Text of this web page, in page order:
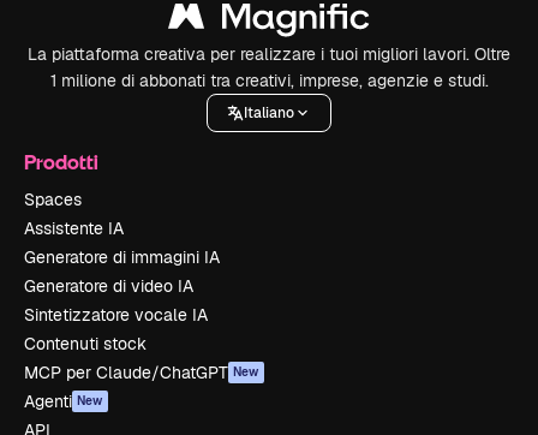
La piattaforma creativa per realizzare i tuoi migliori lavori. Oltre
1 milione di abbonati tra creativi, imprese, agenzie e studi.
Italiano
Prodotti
Spaces
Assistente IA
Generatore di immagini IA
Generatore di video IA
Sintetizzatore vocale IA
Contenuti stock
MCP per Claude/ChatGPT New
Agenti New
API